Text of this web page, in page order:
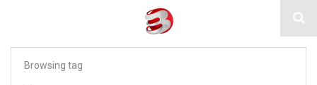
Browsing tag